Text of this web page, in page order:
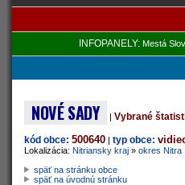
INFOPANELY: Mestá
NOVÉ SADY | Vybrané
kód obce: 500640 | typ obce:
Lokalizácia: Nitriansky kraj » okres Nitra
späť na stránku obce
späť na úvodnú stránku